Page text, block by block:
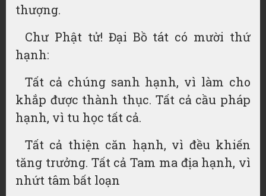
thượng.
Chư Phật tử! Đại Bồ tát có mười thứ
hạnh:
Tất cả chúng sanh hạnh, vì làm cho
khắp được thành thục. Tất cả cầu pháp
hạnh, vì tu học tất cả.
Tất cả thiện căn hạnh, vì đều khiến
tăng trưởng. Tất cả Tam ma địa hạnh, vì
nhứt tâm bất loạn